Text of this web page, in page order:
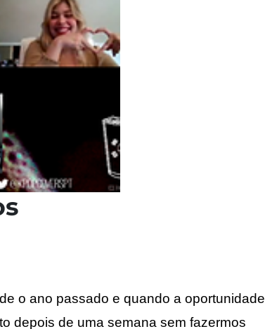
o ano passado e quando a oportunidade
depois de uma semana sem fazermos